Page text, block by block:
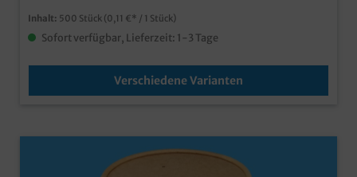
Inhalt: 500 Stück (0,11 €* / 1 Stück)
Sofort verfügbar, Lieferzeit: 1-3 Tage
Verschiedene Varianten